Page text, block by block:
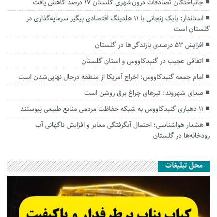
جانباختگان تصادفات درون‌شهری گلستان ۱۷ درصد کاهش یافت
استاندار: بابک زنجانی با ۱۱ هلدینگ اقتصادی پیگیر سرمایه‌گذاری در
گلستان است
افزایش ۵۳ درصدی بارندگی‌ها در گلستان
اتفاقی عجیب در‌ گنبدکاووس و استان گلستان
امام جمعه گنبدکاووس: اخراج آمریکا از منطقه درحال نهایی‌شدن است
صدای شهروند: تیرهای چراغ برق روشن است
۱۱ دهیاری گنبدکاووس به شبکه حفاظت مردمی منابع طبیعی پیوستند
هشدار هواشناسی؛ احتمال آبگرفتگی معابر و افزایش ناگهانی آب
رودخانه‌ها در گلستان
محل تبلیغات